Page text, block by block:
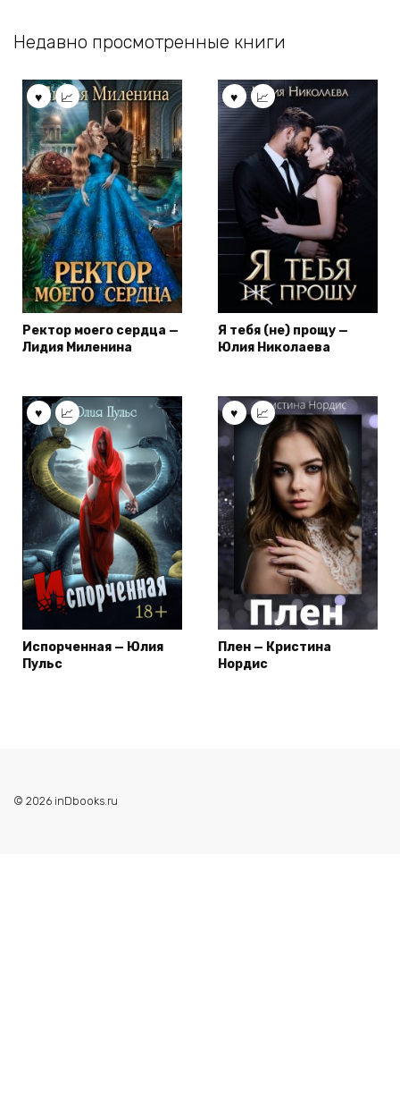
Недавно просмотренные книги
Ректор моего сердца —
Лидия Миленина
Я тебя (не) прощу —
Юлия Николаева
Испорченная — Юлия
Пульс
Плен — Кристина
Нордис
© 2026 inDbooks.ru